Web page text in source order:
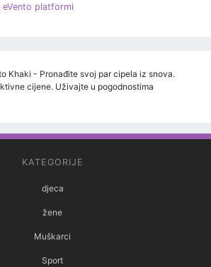
platformi
Khaki - Pronađite svoj par cipela iz snova.
cijene. Uživajte u pogodnostima
KATEGORIJE
djeca
žene
Muškarci
Sport